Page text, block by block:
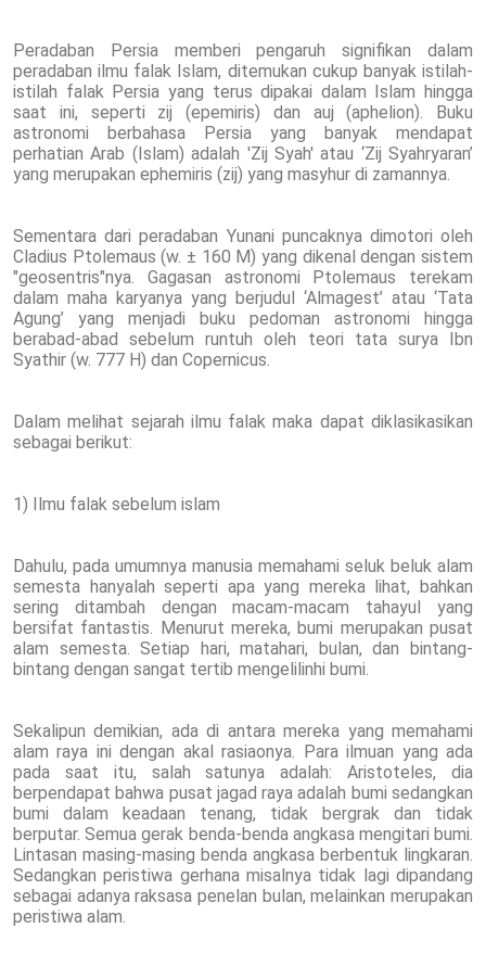
Peradaban Persia memberi pengaruh signifikan dalam
peradaban ilmu falak Islam, ditemukan cukup banyak istilah-
istilah falak Persia yang terus dipakai dalam Islam hingga
saat ini, seperti zij (epemiris) dan auj (aphelion). Buku
astronomi berbahasa Persia yang banyak mendapat
perhatian Arab (Islam) adalah 'Zij Syah' atau ‘Zij Syahryaran’
yang merupakan ephemiris (zij) yang masyhur di zamannya.
Sementara dari peradaban Yunani puncaknya dimotori oleh
Cladius Ptolemaus (w. ± 160 M) yang dikenal dengan sistem
"geosentris"nya. Gagasan astronomi Ptolemaus terekam
dalam maha karyanya yang berjudul ‘Almagest’ atau ‘Tata
Agung’ yang menjadi buku pedoman astronomi hingga
berabad-abad sebelum runtuh oleh teori tata surya Ibn
Syathir (w. 777 H) dan Copernicus.
Dalam melihat sejarah ilmu falak maka dapat diklasikasikan
sebagai berikut:
1) Ilmu falak sebelum islam
Dahulu, pada umumnya manusia memahami seluk beluk alam
semesta hanyalah seperti apa yang mereka lihat, bahkan
sering ditambah dengan macam-macam tahayul yang
bersifat fantastis. Menurut mereka, bumi merupakan pusat
alam semesta. Setiap hari, matahari, bulan, dan bintang-
bintang dengan sangat tertib mengelilinhi bumi.
Sekalipun demikian, ada di antara mereka yang memahami
alam raya ini dengan akal rasiaonya. Para ilmuan yang ada
pada saat itu, salah satunya adalah: Aristoteles, dia
berpendapat bahwa pusat jagad raya adalah bumi sedangkan
bumi dalam keadaan tenang, tidak bergrak dan tidak
berputar. Semua gerak benda-benda angkasa mengitari bumi.
Lintasan masing-masing benda angkasa berbentuk lingkaran.
Sedangkan peristiwa gerhana misalnya tidak lagi dipandang
sebagai adanya raksasa penelan bulan, melainkan merupakan
peristiwa alam.